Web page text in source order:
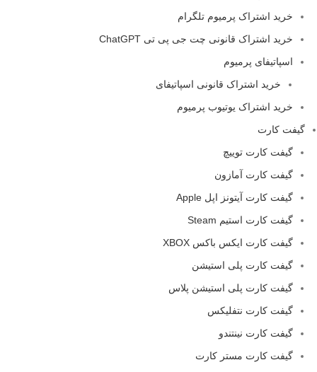
خرید اشتراک پرمیوم تلگرام
خرید اشتراک قانونی چت جی پی تی ChatGPT
اسپاتیفای پرمیوم
خرید اشتراک قانونی اسپاتیفای
خرید اشتراک یوتیوب پرمیوم
گیفت کارت
گیفت کارت توییچ
گیفت کارت آمازون
گیفت کارت آیتونز اپل Apple
گیفت کارت استیم Steam
گیفت کارت ایکس باکس XBOX
گیفت کارت پلی استیشن
گیفت کارت پلی استیشن پلاس
گیفت کارت نتفلیکس
گیفت کارت نینتندو
گیفت کارت مستر کارت